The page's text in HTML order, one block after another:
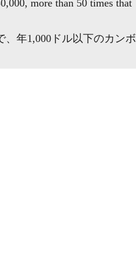
more than 50 times that
年1,000ドル以下のカンボ